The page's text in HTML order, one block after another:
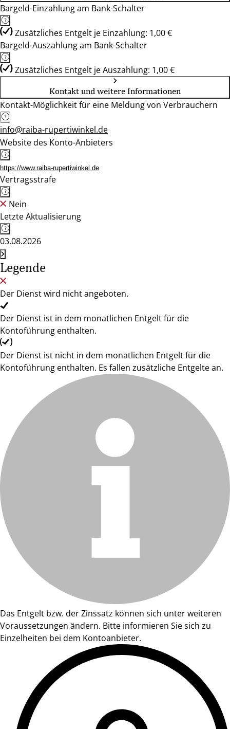
Bargeld-Einzahlung am Bank-Schalter
Zusätzliches Entgelt je Einzahlung: 1,00 €
Bargeld-Auszahlung am Bank-Schalter
Zusätzliches Entgelt je Auszahlung: 1,00 €
Kontakt und weitere Informationen
Kontakt-Möglichkeit für eine Meldung von Verbrauchern
info@raiba-rupertiwinkel.de
Website des Konto-Anbieters
https://www.raiba-rupertiwinkel.de
Vertragsstrafe
Nein
Letzte Aktualisierung
03.08.2026
Legende
Der Dienst wird nicht angeboten.
Der Dienst ist in dem monatlichen Entgelt für die
Kontoführung enthalten.
Der Dienst ist nicht in dem monatlichen Entgelt für die
Kontoführung enthalten. Es fallen zusätzliche Entgelte an.
Das Entgelt bzw. der Zinssatz können sich unter weiteren
Voraussetzungen ändern. Bitte informieren Sie sich zu
Einzelheiten bei dem Kontoanbieter.